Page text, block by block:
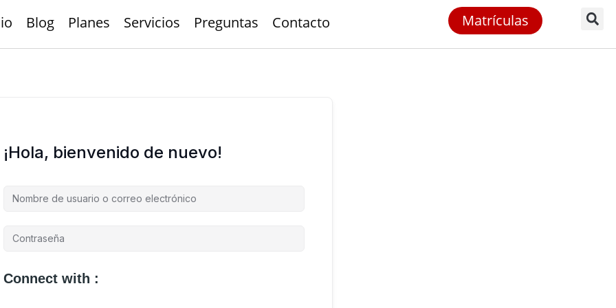
Blog Planes Servicios Preguntas Contacto Matrículas
¡Hola, bienvenido de nuevo!
Connect with :